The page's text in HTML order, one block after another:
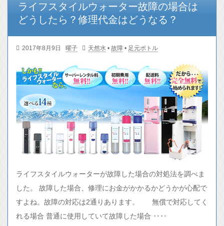
ライフスタイルウォーター故障の場合は
どうしたら？修理代金はどうなる？
2017年8月9日 曜子 天然水 • 故障 • 足元ボトル
ライフスタイルウォーターが故障した場合の対処法を調べま
した。 故障した場合、修理にお金がかかるかどうかが心配で
すよね。故障の対応は2通りあります。 無償で対応してく
れる場合 普通に使用していて故障した場合 ‥‥